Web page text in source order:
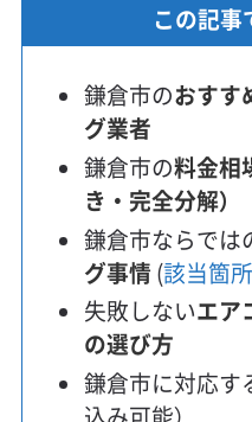
この記事
鎌倉市のおすす
グ業者
鎌倉市の料金相
き・完全分解）
鎌倉市ならでは
グ事情 (該当箇
失敗しないエア
の選び方
鎌倉市に対応す